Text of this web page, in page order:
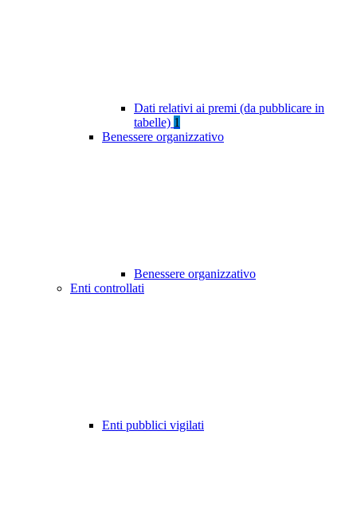
Dati relativi ai premi (da pubblicare in
tabelle) 1
Benessere organizzativo
Benessere organizzativo
Enti controllati
Enti pubblici vigilati